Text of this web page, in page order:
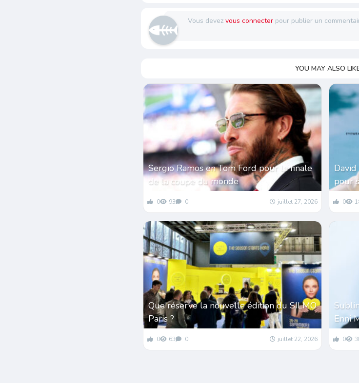
Vous devezvous connecter pour publier un
YOU MAY ALSO
Sergio Ramos en Tom Ford pour la finale
de la coupe du monde
0 93 0 juillet 27, 2026
pour
0
Que réserve la nouvelle édition du SILMO
Paris ?
0 63 0 juillet 22, 2026
Enni
0